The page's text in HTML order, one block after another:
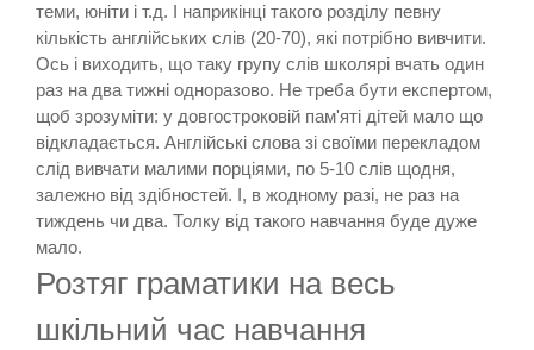
теми, юніти і т.д. І наприкінці такого розділу певну
кількість англійських слів (20-70), які потрібно вивчити.
Ось і виходить, що таку групу слів школярі вчать один
раз на два тижні одноразово. Не треба бути експертом,
щоб зрозуміти: у довгостроковій пам'яті дітей мало що
відкладається. Англійські слова зі своїми перекладом
слід вивчати малими порціями, по 5-10 слів щодня,
залежно від здібностей. І, в жодному разі, не раз на
тиждень чи два. Толку від такого навчання буде дуже
мало.
Розтяг граматики на весь
шкільний час навчання